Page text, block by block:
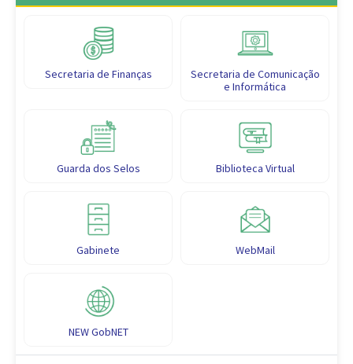
Secretaria de Finanças
Secretaria de Comunicação
e Informática
Guarda dos Selos Biblioteca Virtual
Gabinete WebMail
NEW GobNET